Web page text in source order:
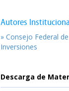
Autores
» Consejo Federal de
Inversiones
Descarga de